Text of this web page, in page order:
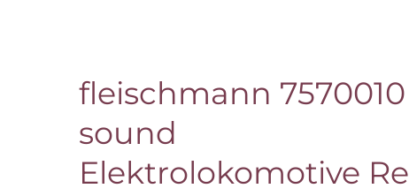
fleischmann 7570010
sound
Elektrolokomotive Re